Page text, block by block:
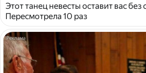
Этот танец невесты оставит вас без
Пересмотрела 10 раз